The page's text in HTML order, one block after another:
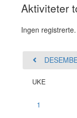
Aktiviteter
Ingen registrerte.
UKE
1